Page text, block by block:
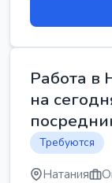
Работа в
на
Требуются
Натания